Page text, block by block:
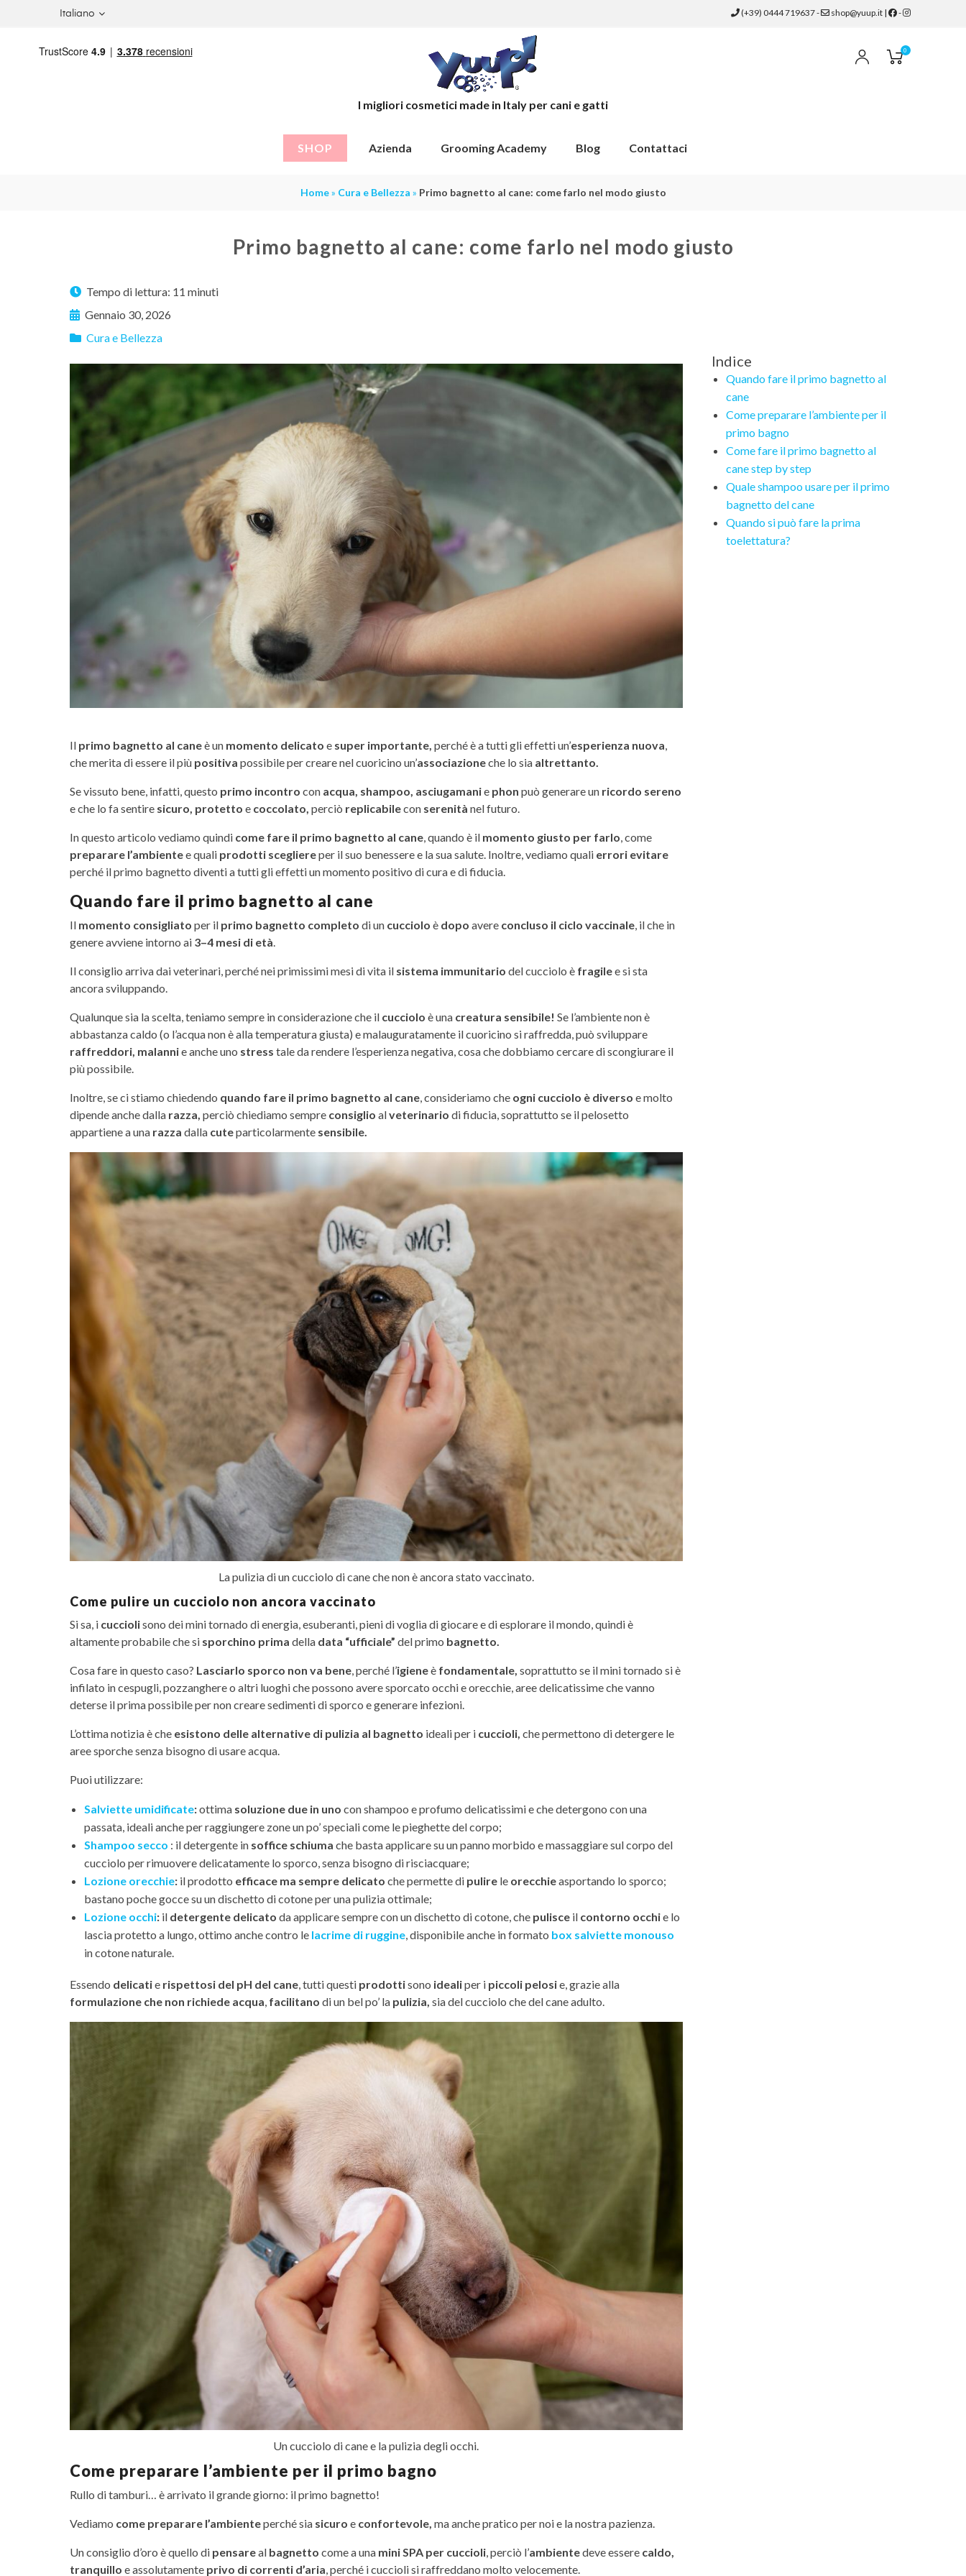
Italiano (+39) 0444 719637- shop@yuup.it | -
I migliori cosmetici made in Italy per cani e gatti
0
SHOP Azienda Grooming Academy Blog Contattaci
Home» Cura e Bellezza » Primo bagnetto al cane: come farlo nel modo giusto
Primo bagnetto al cane: come farlo nel modo giusto
Tempo di lettura: 11 minuti
Gennaio 30, 2026
Cura e Bellezza
Indice
Quando fare il primo bagnetto al
cane
Come preparare l’ambiente per il
primo bagno
Come fare il primo bagnetto al
cane step by step
Quale shampoo usare per il primo
bagnetto del cane
Quando si può fare la prima
toelettatura?
Il primo bagnetto al caneè un momento delicato e super importante, perché è a tutti gli effetti un’esperienza nuova,
che merita di essere il più positiva possibile per creare nel cuoricino un’associazioneche lo sia altrettanto.
Se vissuto bene, infatti, questo primo incontro con acqua, shampoo, asciugamanie phon può generare un ricordo sereno
e che lo fa sentire sicuro, protetto e coccolato, perciò replicabilecon serenità nel futuro.
In questo articolo vediamo quindi come fare il primo bagnetto al cane, quando è il momento giusto per farlo, come
preparare l’ambientee quali prodotti scegliereper il suo benessere e la sua salute. Inoltre, vediamo quali errori evitare
perché il primo bagnetto diventi a tutti gli effetti un momento positivo di cura e di fiducia.
Quando fare il primo bagnetto al cane
Il momento consigliato per il primo bagnetto completo di un cucciolo è dopo avere concluso il ciclo vaccinale, il che in
genere avviene intorno ai 3–4 mesi di età.
Il consiglio arriva dai veterinari, perché nei primissimi mesi di vita il sistema immunitario del cucciolo è fragilee si sta
ancora sviluppando.
Qualunque sia la scelta, teniamo sempre in considerazione che il cucciolo è una creatura sensibile! Se l’ambiente non è
abbastanza caldo (o l’acqua non è alla temperatura giusta) e malauguratamente il cuoricino si raffredda, può sviluppare
raffreddori, malannie anche uno stress tale da rendere l’esperienza negativa, cosa che dobbiamo cercare di scongiurare il
più possibile.
Inoltre, se ci stiamo chiedendo quando fare il primo bagnetto al cane, consideriamo che ogni cucciolo è diverso e molto
dipende anche dalla razza, perciò chiediamo sempre consiglio alveterinario di fiducia, soprattutto se il pelosetto
appartiene a una razza dalla cuteparticolarmente sensibile.
La pulizia di un cucciolo di cane che non è ancora stato vaccinato.
Come pulire un cucciolo non ancora vaccinato
Si sa, i cucciolisono dei mini tornado di energia, esuberanti, pieni di voglia di giocare e di esplorare il mondo, quindi è
altamente probabile che si sporchino prima della data “ufficiale” del primo bagnetto.
Cosa fare in questo caso? Lasciarlo sporco non va bene , perché l’igieneè fondamentale, soprattutto se il mini tornado si è
infilato in cespugli, pozzanghere o altri luoghi che possono avere sporcato occhi e orecchie, aree delicatissime che vanno
deterse il prima possibile per non creare sedimenti di sporco e generare infezioni.
L’ottima notizia è che esistono delle alternative di pulizia al bagnetto ideali per i cuccioli, che permettono di detergere le
aree sporche senza bisogno di usare acqua.
Puoi utilizzare:
Salviette umidificate:ottima soluzione due in uno con shampoo e profumo delicatissimi e che detergono con una
passata, ideali anche per raggiungere zone un po’ speciali come le pieghette del corpo;
Shampoo secco : il detergente in soffice schiuma che basta applicare su un panno morbido e massaggiare sul corpo del
cucciolo per rimuovere delicatamente lo sporco, senza bisogno di risciacquare;
Lozione orecchie: il prodotto efficace ma sempre delicato che permette di pulire le orecchieasportando lo sporco;
bastano poche gocce su un dischetto di cotone per una pulizia ottimale;
Lozione occhi: il detergente delicato da applicare sempre con un dischetto di cotone, che pulisce il contorno occhie lo
lascia protetto a lungo, ottimo anche contro le lacrime di ruggine , disponibile anche in formato box salviette monouso
in cotone naturale.
Essendo delicatie rispettosi del pH del cane , tutti questi prodottisono idealiper i piccoli pelosie, grazie alla
formulazione che non richiede acqua facilitano di un bel po’ la pulizia, sia del cucciolo che del cane adulto.
Un cucciolo di cane e la pulizia degli occhi.
Come preparare l’ambiente per il primo bagno
Rullo di tamburi… è arrivato il grande giorno: il primo bagnetto!
Vediamo come preparare l’ambienteperché sia sicuro e confortevole, ma anche pratico per noi e la nostra pazienza.
Un consiglio d’oro è quello di pensareal bagnetto come a una mini SPA per cuccioli, perciò l’ambientedeve essere caldo,
tranquillo e assolutamente privo di correnti d’aria, perché i cuccioli si raffreddano molto velocemente.